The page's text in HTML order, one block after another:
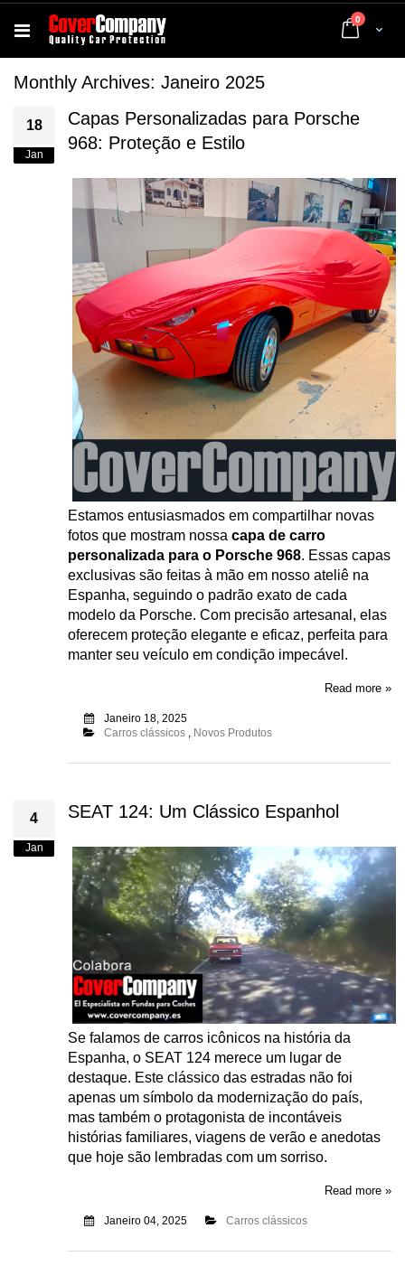
Cart
0 artigos
Monthly Archives: Janeiro 2025
18
Jan
Capas Personalizadas para Porsche
968: Proteção e Estilo
Estamos entusiasmados em compartilhar novas
fotos que mostram nossa capa de carro
personalizada para o Porsche 968. Essas capas
exclusivas são feitas à mão em nosso ateliê na
Espanha, seguindo o padrão exato de cada
modelo da Porsche. Com precisão artesanal, elas
oferecem proteção elegante e eficaz, perfeita para
manter seu veículo em condição impecável.
Read more »
Janeiro 18, 2025
Carros clássicos, Novos Produtos
4
Jan
SEAT 124: Um Clássico Espanhol
Se falamos de carros icônicos na história da
Espanha, o SEAT 124 merece um lugar de
destaque. Este clássico das estradas não foi
apenas um símbolo da modernização do país,
mas também o protagonista de incontáveis
histórias familiares, viagens de verão e anedotas
que hoje são lembradas com um sorriso.
Read more »
Janeiro 04, 2025 Carros clássicos